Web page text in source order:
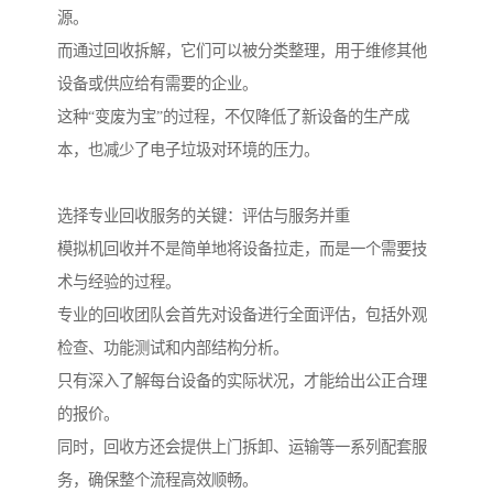
源。
而通过回收拆解，它们可以被分类整理，用于维修其他
设备或供应给有需要的企业。
这种“变废为宝”的过程，不仅降低了新设备的生产成
本，也减少了电子垃圾对环境的压力。
选择专业回收服务的关键：评估与服务并重
模拟机回收并不是简单地将设备拉走，而是一个需要技
术与经验的过程。
专业的回收团队会首先对设备进行全面评估，包括外观
检查、功能测试和内部结构分析。
只有深入了解每台设备的实际状况，才能给出公正合理
的报价。
同时，回收方还会提供上门拆卸、运输等一系列配套服
务，确保整个流程高效顺畅。